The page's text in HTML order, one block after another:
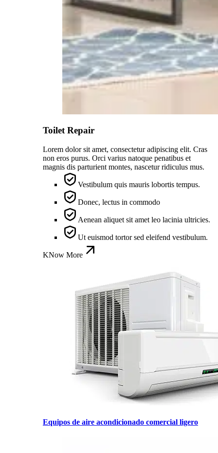
Toilet Repair
Lorem dolor sit amet, consectetur adipiscing elit. Cras
non eros purus. Orci varius natoque penatibus et
magnis dis parturient montes, nascetur ridiculus mus.
Vestibulum quis mauris lobortis tempus.
Donec, lectus in commodo
Aenean aliquet sit amet leo lacinia ultricies.
Ut euismod tortor sed eleifend vestibulum.
KNow More
Equipos de aire acondicionado comercial ligero